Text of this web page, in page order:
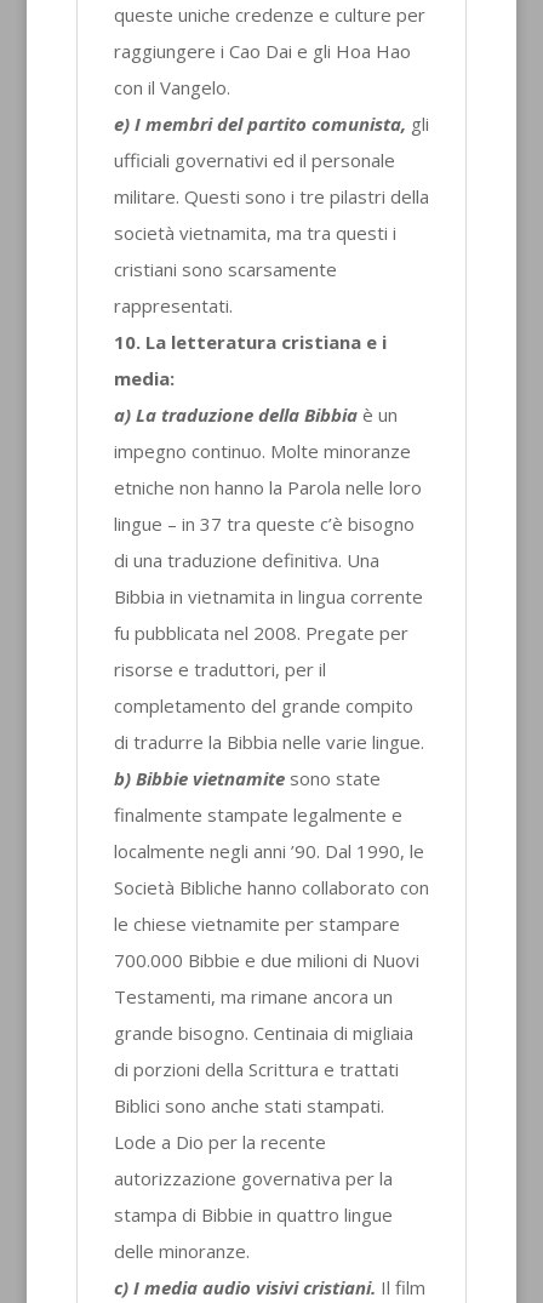
queste uniche credenze e culture per
raggiungere i Cao Dai e gli Hoa Hao
con il Vangelo.
e) I membri del partito comunista, gli
ufficiali governativi ed il personale
militare. Questi sono i tre pilastri della
società vietnamita, ma tra questi i
cristiani sono scarsamente
rappresentati.
10. La letteratura cristiana e i
media:
a) La traduzione della Bibbiaè un
impegno continuo. Molte minoranze
etniche non hanno la Parola nelle loro
lingue – in 37 tra queste c’è bisogno
di una traduzione definitiva. Una
Bibbia in vietnamita in lingua corrente
fu pubblicata nel 2008. Pregate per
risorse e traduttori, per il
completamento del grande compito
di tradurre la Bibbia nelle varie lingue.
b) Bibbie vietnamitesono state
finalmente stampate legalmente e
localmente negli anni ’90. Dal 1990, le
Società Bibliche hanno collaborato con
le chiese vietnamite per stampare
700.000 Bibbie e due milioni di Nuovi
Testamenti, ma rimane ancora un
grande bisogno. Centinaia di migliaia
di porzioni della Scrittura e trattati
Biblici sono anche stati stampati.
Lode a Dio per la recente
autorizzazione governativa per la
stampa di Bibbie in quattro lingue
delle minoranze.
c) I media audio visivi cristiani. Il film